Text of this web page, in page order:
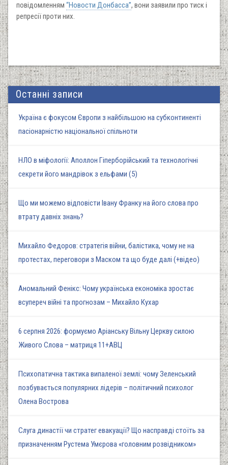
повідомленням “Новости Донбасса”, вони заявили про тиск і
репресії проти них.
Останні записи
Україна є фокусом Європи з найбільшою на субконтиненті
пасіонарністю національної спільноти
НЛО в міфології: Аполлон Гіперборійський та технологічні
секрети його мандрівок з ельфами (5)
Що ми можемо відповісти Івану Франку на його слова про
втрату давніх знань?
Михайло Федоров: стратегія війни, балістика, чому не на
протестах, переговори з Маском та що буде далі (+відео)
Аномальний Фенікс: Чому українська економіка зростає
всупереч війні та прогнозам – Михайло Кухар
6 серпня 2026: формуємо Аріанську Вільну Церкву силою
Живого Слова – матриця 11+АВЦ
Психопатична тактика випаленої землі: чому Зеленський
позбувається популярних лідерів – політичний психолог
Олена Вострова
Слуга династії чи стратег евакуації? Що насправді стоїть за
призначенням Рустема Умєрова «головним розвідником»